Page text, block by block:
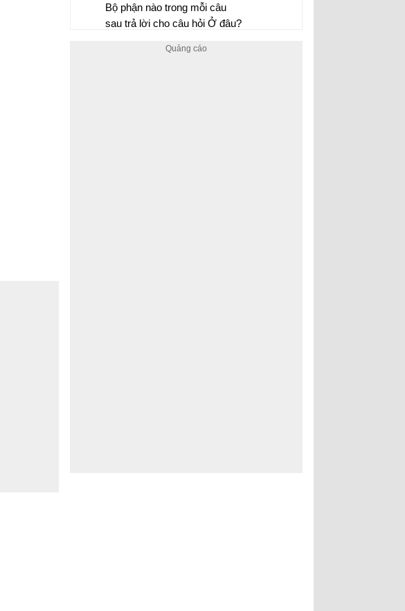
Chọn 1 trong 2 đề: a) Viết một
đoạn văn ngắn về cô giáo
b) Viết một đoạn văn ngắn về
Bộ phận nào trong mỗi câu
sau trả lời cho câu hỏi Ở đâu?